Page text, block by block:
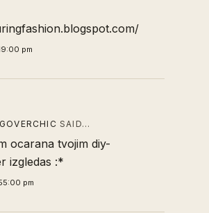
pm
SAID…
ocarana tvojim diy-
izgledas :*
pm